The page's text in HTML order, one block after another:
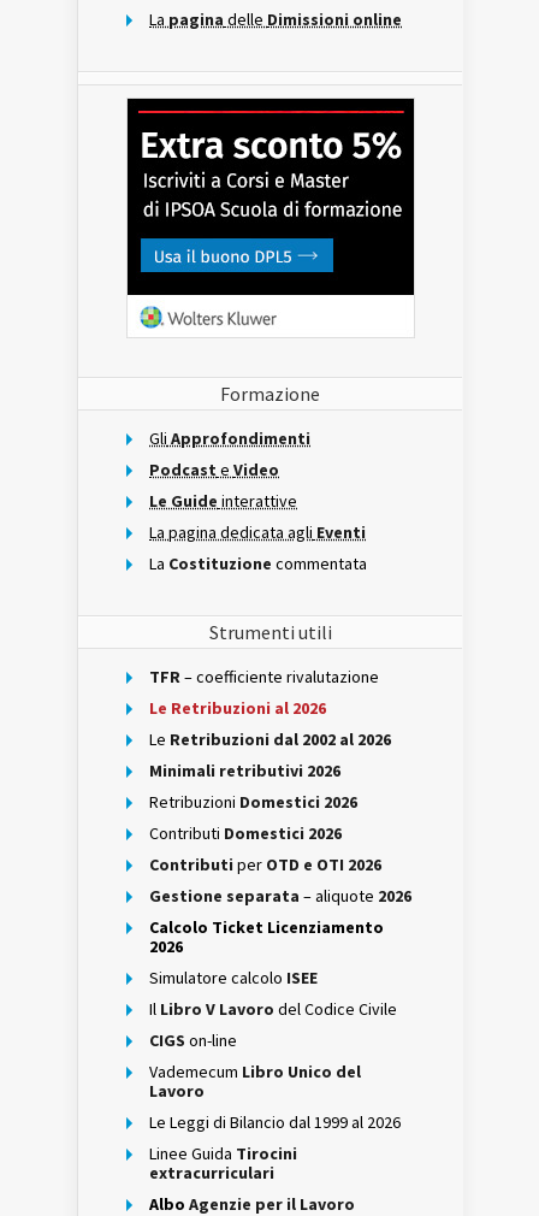
La pagina delle Dimissioni online
Formazione
Gli Approfondimenti
Podcast e Video
Le Guide interattive
La pagina dedicata agli Eventi
La Costituzione commentata
Strumenti utili
TFR– coefficiente rivalutazione
Le Retribuzioni al 2026
Le Retribuzioni dal 2002 al 2026
Minimali retributivi 2026
Retribuzioni Domestici 2026
Contributi Domestici 2026
Contributi per OTD e OTI 2026
Gestione separata – aliquote 2026
Calcolo Ticket Licenziamento
2026
Simulatore calcolo ISEE
Il Libro V Lavoro del Codice Civile
CIGS on-line
Vademecum Libro Unico del
Lavoro
Le Leggi di Bilancio dal 1999 al 2026
Linee Guida Tirocini
extracurriculari
Albo Agenzie per il Lavoro